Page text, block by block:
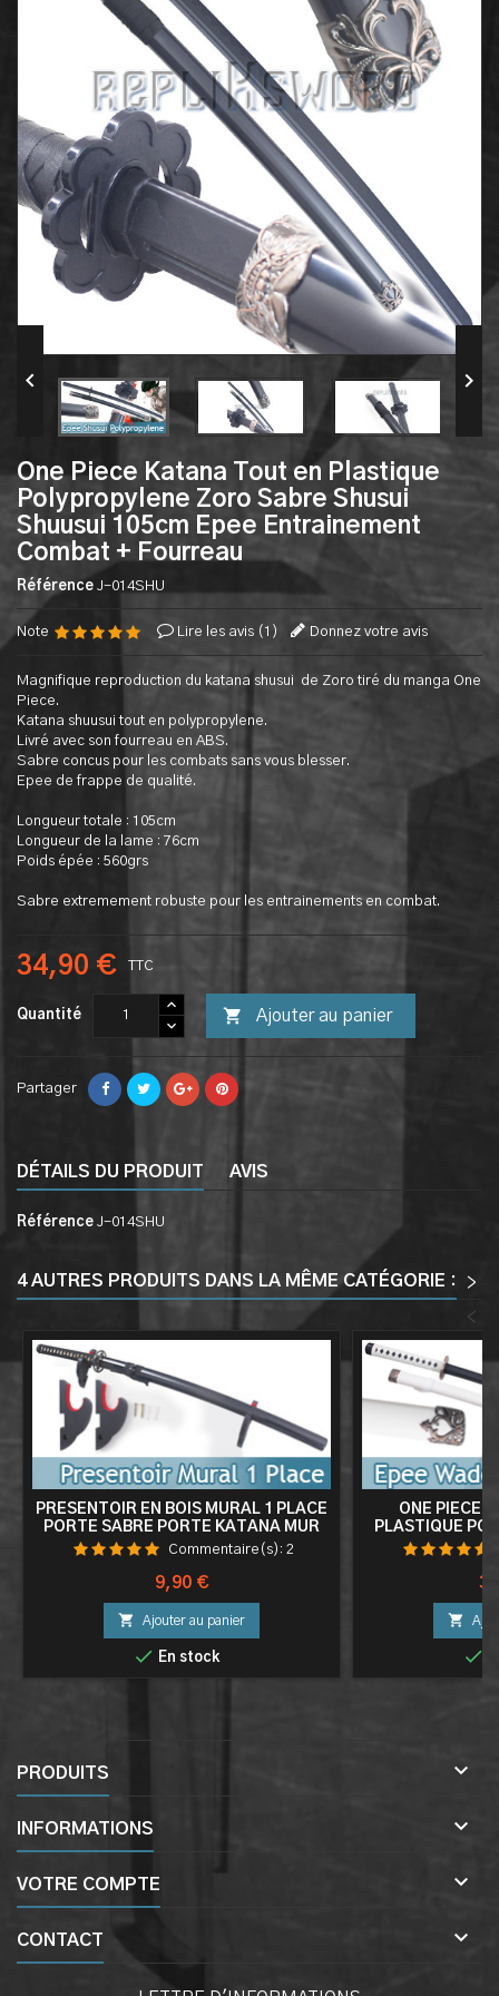
 
One Piece Katana Tout en Plastique
Polypropylene Zoro Sabre Shusui
Shuusui 105cm Epee Entrainement
Combat + Fourreau
Référence J-014SHU
Note Lire les avis ( 1 ) Donnez votre avis
Magnifique reproduction du katana shusui de Zoro tiré du manga One
Piece.
Katana shuusui tout en polypropylene.
Livré avec son fourreau en ABS.
Sabre concus pour les combats sans vous blesser.
Epee de frappe de qualité.
Longueur totale : 105cm
Longueur de la lame : 76cm
Poids épée : 560grs
Sabre extremement robuste pour les entrainements en combat.
34,90 € TTC
Quantité  Ajouter au panier
Partager
DÉTAILS DU PRODUIT AVIS
Référence J-014SHU
4 AUTRES PRODUITS DANS LA MÊME CATÉGORIE :
>
<
PRESENTOIR EN BOIS MURAL 1 PLACE
PORTE SABRE PORTE KATANA MUR
Commentaire(s): 2
Prix
9,90 €
 Ajouter au panier
 En stock
ONE PIECE
PLASTIQUE
SABRE WADO


PRODUITS 
INFORMATIONS 
VOTRE COMPTE 
CONTACT 